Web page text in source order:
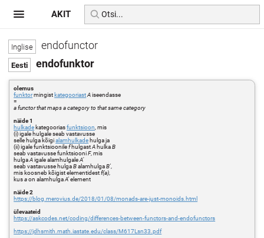
endofunctor
endofunktor
olemus
funktormingist kategooriastAiseendasse
=
a functor that maps a category to that same category
näide 1
hulkade kategooriasfunktsioon , mis
(i) igale hulgale seab vastavusse
selle hulga kõigialamhulkade hulga ja
(ii) igale funktsioonilefhulgastA hulkaB
seab vastavusse funktsiooniF, mis
hulgaAigale alamhulgaleA'
seab vastavusse hulgaBalamhulgaB'
mis koosneb kõigist elementidestf(a)
kusaon alamhulgaA'element
näide 2
https://blog.merovius.de/2018/01/08/monads-are-just-monoids.html
ülevaateid
https://askcodes.net/coding/differences-between-functors-and-endofunctors
https://jdhsmith.math.iastate.edu/class/M617Lsn33.pdf
AKIT